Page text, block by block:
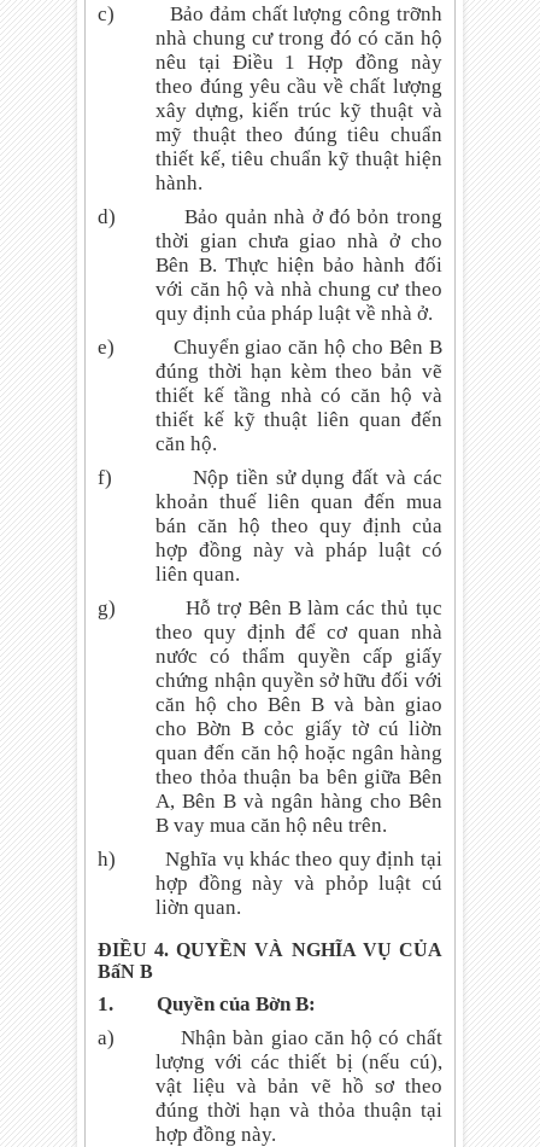
c)
Bảo đảm chất lượng công trỡnh
nhà chung cư trong đó có căn hộ
nêu tại Điều 1 Hợp đồng này
theo đúng yêu cầu về chất lượng
xây dựng, kiến trúc kỹ thuật và
mỹ thuật theo đúng tiêu chuẩn
thiết kế, tiêu chuẩn kỹ thuật hiện
hành.
d)
Bảo quản nhà ở đó bỏn trong
thời gian chưa giao nhà ở cho
Bên B. Thực hiện bảo hành đối
với căn hộ và nhà chung cư theo
quy định của pháp luật về nhà ở.
e)
Chuyển giao căn hộ cho Bên B
đúng thời hạn kèm theo bản vẽ
thiết kế tầng nhà có căn hộ và
thiết kế kỹ thuật liên quan đến
căn hộ.
f)
Nộp tiền sử dụng đất và các
khoản thuế liên quan đến mua
bán căn hộ theo quy định của
hợp đồng này và pháp luật có
liên quan.
g)
Hỗ trợ Bên B làm các thủ tục
theo quy định để cơ quan nhà
nước có thẩm quyền cấp giấy
chứng nhận quyền sở hữu đối với
căn hộ cho Bên B và bàn giao
cho Bờn B cỏc giấy tờ cú liờn
quan đến căn hộ hoặc ngân hàng
theo thỏa thuận ba bên giữa Bên
A, Bên B và ngân hàng cho Bên
B vay mua căn hộ nêu trên.
h)
Nghĩa vụ khác theo quy định tại
hợp đồng này và phỏp luật cú
liờn quan.
ĐIỀU 4. QUYỀN VÀ NGHĨA VỤ CỦA
BấN B
1.
Quyền của Bờn B:
a)
Nhận bàn giao căn hộ có chất
lượng với các thiết bị (nếu cú),
vật liệu và bản vẽ hồ sơ theo
đúng thời hạn và thỏa thuận tại
hợp đồng này.